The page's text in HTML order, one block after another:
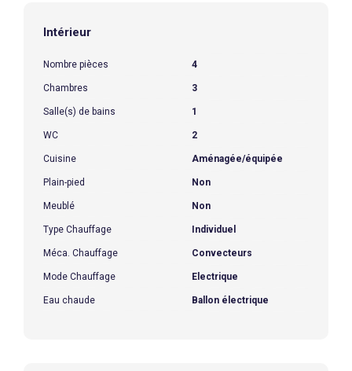
Intérieur
Nombre pièces 4
Chambres 3
Salle(s) de bains 1
WC 2
Cuisine Aménagée/équipée
Plain-pied Non
Meublé Non
Type Chauffage Individuel
Méca. Chauffage Convecteurs
Mode Chauffage Electrique
Eau chaude Ballon électrique